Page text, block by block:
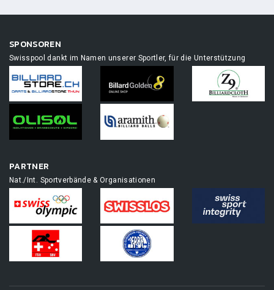
SPONSOREN
Swisspool dankt im Namen unserer Sportler, für die Unterstützung
PARTNER
Nat./Int. Sportverbände & Organisationen